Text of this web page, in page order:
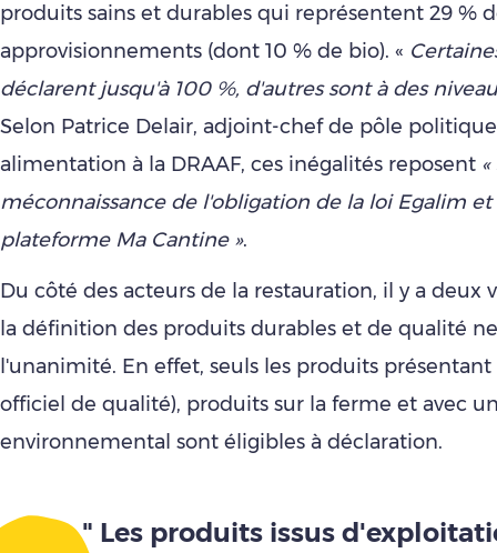
produits sains et durables qui représentent 29 %
approvisionnements (dont 10 % de bio). «
déclarent jusqu'à 100 %, d'autres sont à des
Selon Patrice Delair, adjoint-chef de pôle
alimentation à la DRAAF, ces inégalités reposent
méconnaissance de l'obligation de la loi Egalim et
plateforme Ma Cantine ».
Du côté des acteurs de la restauration, il y a deux
la définition des produits durables et de qualité
l'unanimité. En effet, seuls les produits présentant
officiel de qualité), produits sur la ferme et avec
environnemental sont éligibles à déclaration.
" Les produits issus